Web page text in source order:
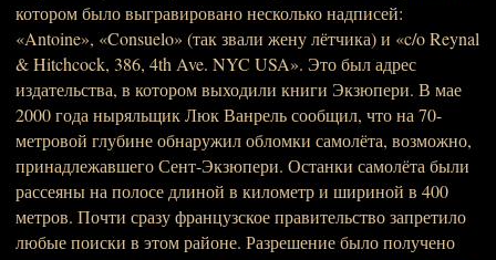
котором было выгравировано несколько надписей:
«Antoine», «Consuelo» (так звали жену лётчика) и «c/o Reynal
& Hitchcock, 386, 4th Ave. NYC USA». Это был адрес
издательства, в котором выходили книги Экзюпери. В мае
2000 года ныряльщик Люк Ванрель сообщил, что на 70-
метровой глубине обнаружил обломки самолёта, возможно,
принадлежавшего Сент-Экзюпери. Останки самолёта были
рассеяны на полосе длиной в километр и шириной в 400
метров. Почти сразу французское правительство запретило
любые поиски в этом районе. Разрешение было получено